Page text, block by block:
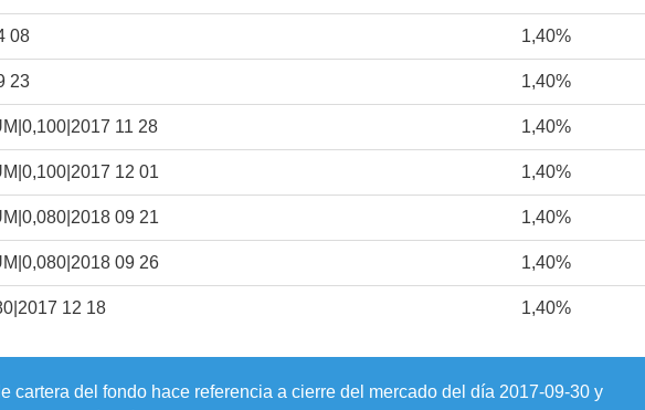
08 1,40%
23 1,40%
11 28 1,40%
12 01 1,40%
09 21 1,40%
09 26 1,40%
12 18 1,40%
cartera del fondo hace referencia a cierre del mercado del día 2017-09-30 y